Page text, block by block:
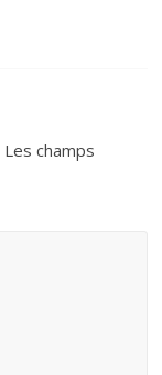
Les champs